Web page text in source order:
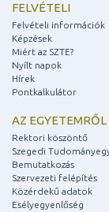
FELVÉTELI
Felvételi információk
Képzések
Miért az SZTE?
Nyílt napok
Hírek
Pontkalkulátor
AZ EGYETEMRŐL
Rektori köszöntő
Szegedi
Bemutatkozás
Szervezeti felépítés
Közérdekű adatok
Esélyegyenlőség